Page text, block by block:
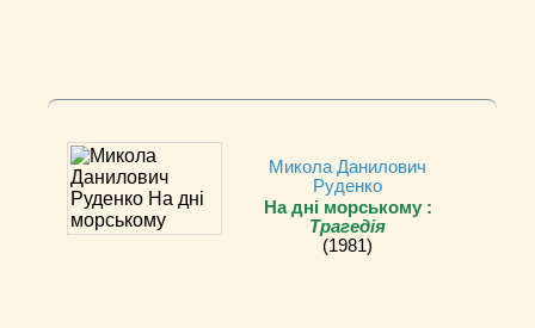
Микола Данилович
Руденко
На дні морському :
Трагедiя
(1981)